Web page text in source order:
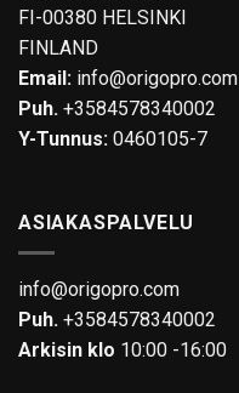
FI-00380 HELSINKI
FINLAND
Email: info@origopro.com
Puh. +3584578340002
Y-Tunnus: 0460105-7
ASIAKASPALVELU
info@origopro.com
Puh. +3584578340002
Arkisin klo 10:00 -16:00